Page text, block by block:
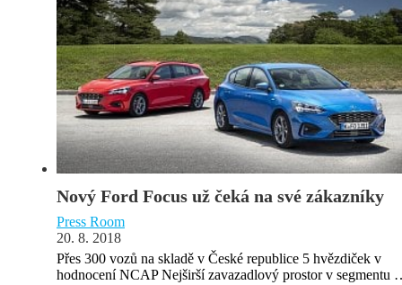
Nový Ford Focus už čeká na své zákazníky
Press Room
20. 8. 2018
Přes 300 vozů na skladě v České republice 5 hvězdiček v
hodnocení NCAP Nejširší zavazadlový prostor v segmentu